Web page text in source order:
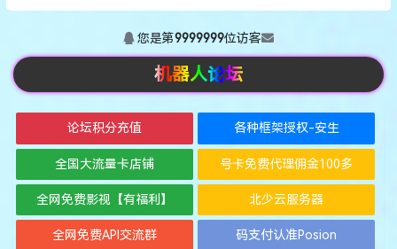
您是第9999999位访客
机器人论坛
论坛积分充值 各种框架授权-安生
全国大流量卡店铺 号卡免费代理佣金100多
全网免费影视【有福利】 北少云服务器
全网免费API交流群 码支付认准Posion